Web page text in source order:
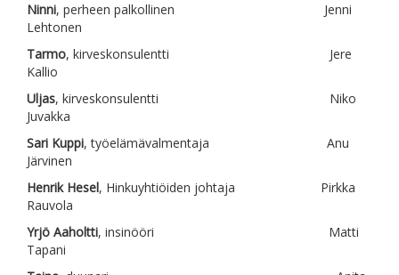
Ninni, perheen palkollinen Jenni
Lehtonen
Tarmo, kirveskonsulentti Jere
Kallio
Uljas, kirveskonsulentti Niko
Juvakka
Sari Kuppi, työelämävalmentaja Anu
Järvinen
Henrik Hesel, Hinkuyhtiöiden johtaja Pirkka
Rauvola
Yrjö Aaholtti, insinööri Matti
Tapani